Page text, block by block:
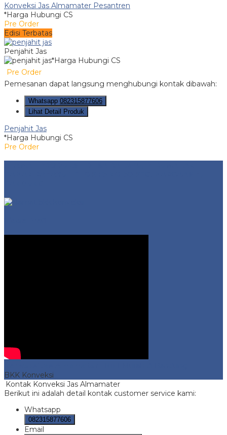
Konveksi Jas Almamater Pesantren
*Harga Hubungi CS
Pre Order
Edisi Terbatas
Penjahit Jas
*Harga Hubungi CS
Pre Order
Pemesanan dapat langsung menghubungi kontak dibawah:
Whatsapp 082315877606
Lihat Detail Produk
Penjahit Jas
*Harga Hubungi CS
Pre Order
BKK Konveksi
Kontak Konveksi Jas Almamater
Berikut ini adalah detail kontak customer service kami:
Whatsapp
082315877606
Email